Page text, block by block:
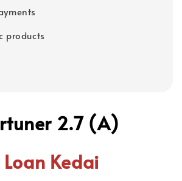
products
2.7 (A)
Kedai